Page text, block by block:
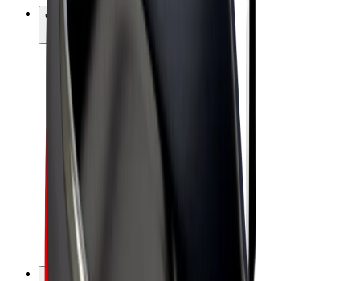
პროდუქტები
მგზავრობები
სკუტერები
Bolt Market
Bolt Food
Bolt Drive
Bolt ბიზნესისთვის
ელ. ბაიკი
Bolt Plus
გამოიმუშავე Bolt-თან ერთად